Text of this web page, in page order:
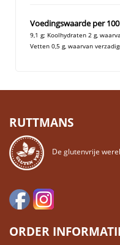
Voedingswaarde per
9,1 g; Koolhydraten 2 g,
Vetten 0,5 g, waarvan
RUTTMANS
De glutenvrije
ORDER